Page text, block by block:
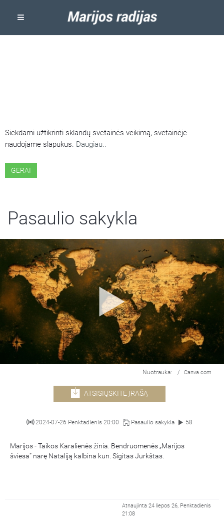
Siekdami užtikrinti sklandų svetainės veikimą, svetainėje
naudojame slapukus. Daugiau..
GERAI
Pasaulio sakykla
Nuotrauka: / Canva.com
ATSISIŲSKITE ĮRAŠĄ
2024-07-26 Penktadienis 20:00 Pasaulio sakykla 58
Marijos - Taikos Karalienės žinia. Bendruomenės „Marijos
šviesa“ narę Nataliją kalbina kun. Sigitas Jurkštas.
Atnaujinta 24 liepos 26, Penktadienis
21:08